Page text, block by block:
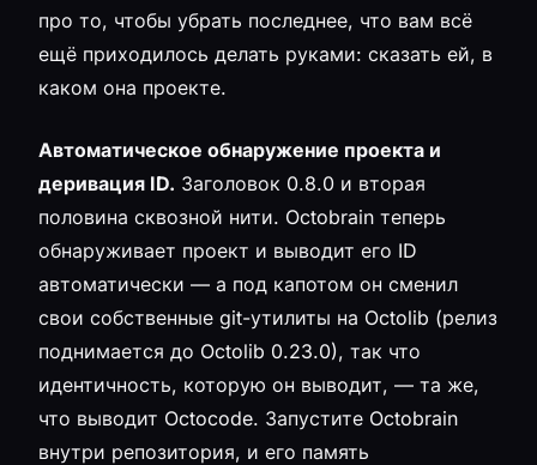
про то, чтобы убрать последнее, что вам всё
ещё приходилось делать руками: сказать ей, в
каком она проекте.
Автоматическое обнаружение проекта и
деривация ID. Заголовок 0.8.0 и вторая
половина сквозной нити. Octobrain теперь
обнаруживает проект и выводит его ID
автоматически — а под капотом он сменил
свои собственные git-утилиты на Octolib (релиз
поднимается до Octolib 0.23.0), так что
идентичность, которую он выводит, — та же,
что выводит Octocode. Запустите Octobrain
внутри репозитория, и его память